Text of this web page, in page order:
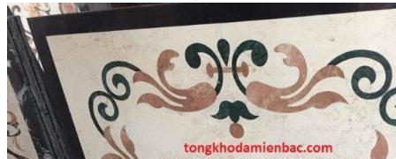
Đá Granite Màu Đen
Đá Granite Màu Xanh
Đá Granite Màu Nâu
Đá Granite Màu Đỏ
Đá Travertine